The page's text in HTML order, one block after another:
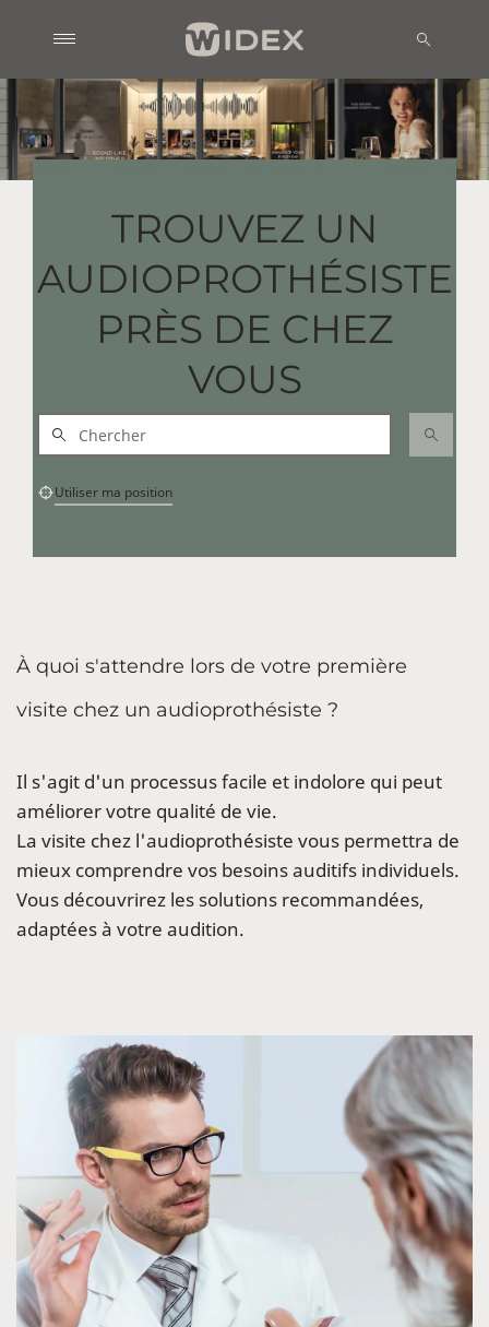
TROUVEZ UN
AUDIOPROTHÉSISTE
PRÈS DE CHEZ
VOUS
Utiliser ma position
À quoi s'attendre lors de votre première
visite chez un audioprothésiste ?
Il s'agit d'un processus facile et indolore qui peut
améliorer votre qualité de vie.
La visite chez l'audioprothésiste vous permettra de
mieux comprendre vos besoins auditifs individuels.
Vous découvrirez les solutions recommandées,
adaptées à votre audition.